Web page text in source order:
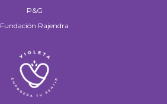
P&G
Fundación Rajendra